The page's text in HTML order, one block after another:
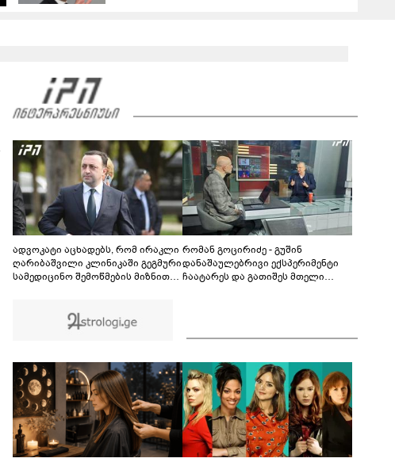
გურამ დადიანიძის დედის ემოციური მიმართვა
ნია იმნაძეს და ანასტასია ბერუაშვილს
ბრალდება წარედგინათ - რამდენ წლიანი
პატიმრობა ემუქრებათ არასრულწლოვნებს?
04:01
გიგა ავალიანის საქმეზე დაკავებული ორი
მოზარდი ბრალის ოფიციალურად წარდგენის
მოლოდინშია - რა არის ცნობილი ამ
დროისთვის საქმეში და რა მტკიცებულებებზე
საუბრობს ეკა კუპატაძე?
ადვოკატი აცხადებს, რომ ირაკლი
ღარიბაშვილი კლინიკაში გეგმური
სამედიცინო შემოწმების მიზნით
რომან გოცირიძე - გუშინ
დანაშაულებრივი ექსპერიმენტი
ჩაატარეს და გათიშეს მთელი